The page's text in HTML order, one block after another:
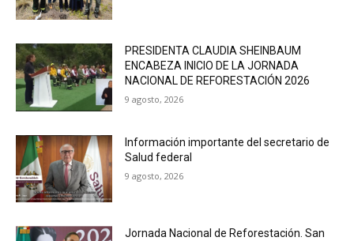
PRESIDENTA CLAUDIA SHEINBAUM
ENCABEZA INICIO DE LA JORNADA
NACIONAL DE REFORESTACIÓN 2026
9 agosto, 2026
Información importante del secretario de
Salud federal
9 agosto, 2026
Jornada Nacional de Reforestación. San